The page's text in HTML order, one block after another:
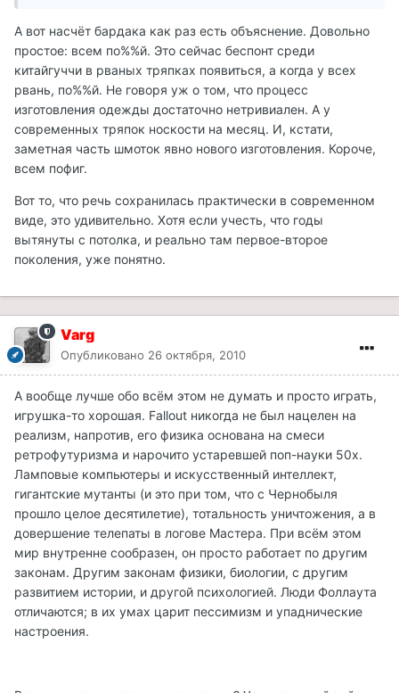
А вот насчёт бардака как раз есть объяснение. Довольно
простое: всем по%%й. Это сейчас беспонт среди
китайгуччи в рваных тряпках появиться, а когда у всех
рвань, по%%й. Не говоря уж о том, что процесс
изготовления одежды достаточно нетривиален. А у
современных тряпок носкости на месяц. И, кстати,
заметная часть шмоток явно нового изготовления. Короче,
всем пофиг.
Вот то, что речь сохранилась практически в современном
виде, это удивительно. Хотя если учесть, что годы
вытянуты с потолка, и реально там первое-второе
поколения, уже понятно.
Varg
Опубликовано 26 октября, 2010
А вообще лучше обо всём этом не думать и просто играть,
игрушка-то хорошая. Fallout никогда не был нацелен на
реализм, напротив, его физика основана на смеси
ретрофутуризма и нарочито устаревшей поп-науки 50х.
Ламповые компьютеры и искусственный интеллект,
гигантские мутанты (и это при том, что с Чернобыля
прошло целое десятилетие), тотальность уничтожения, а в
довершение телепаты в логове Мастера. При всём этом
мир внутренне сообразен, он просто работает по другим
законам. Другим законам физики, биологии, с другим
развитием истории, и другой психологией. Люди Фоллаута
отличаются; в их умах царит пессимизм и упаднические
настроения.